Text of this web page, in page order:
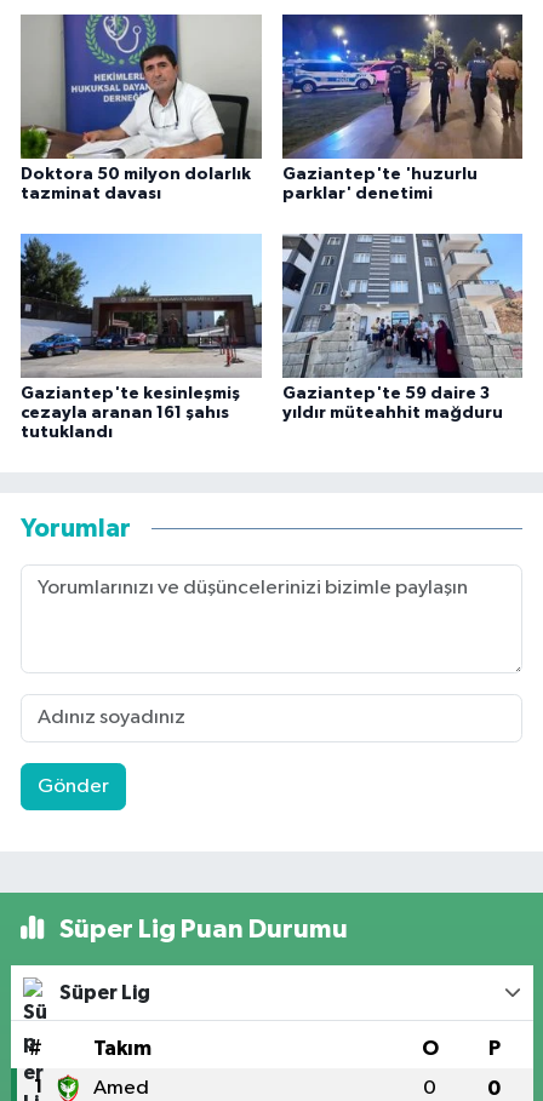
Doktora 50 milyon dolarlık
tazminat davası
Gaziantep'te 'huzurlu
parklar' denetimi
Gaziantep'te kesinleşmiş
cezayla aranan 161 şahıs
tutuklandı
Gaziantep'te 59 daire 3
yıldır müteahhit mağduru
Yorumlar
Gönder
Süper Lig Puan Durumu
Süper Lig
# Takım O P
1 Amed 0 0